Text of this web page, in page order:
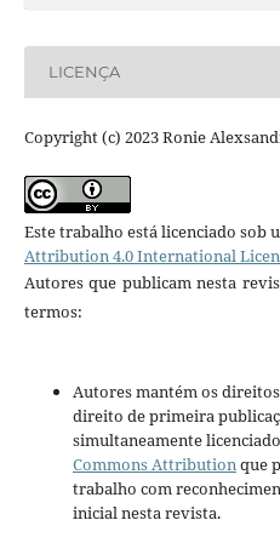
LICENÇA
Copyright (c) 2023 Ronie
Este trabalho está licenciado sob
Attribution 4.0 International
Autores que publicam nesta
termos:
Autores mantém os
direito de primeira
simultaneamente
Commons Attributionque
trabalho com
inicial nesta revista.